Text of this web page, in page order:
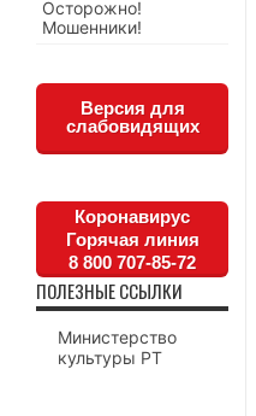
Осторожно!
Мошенники!
Версия для
слабовидящих
Коронавирус
Горячая линия
8 800 707-85-72
ПОЛЕЗНЫЕ ССЫЛКИ
Министерство
культуры РТ